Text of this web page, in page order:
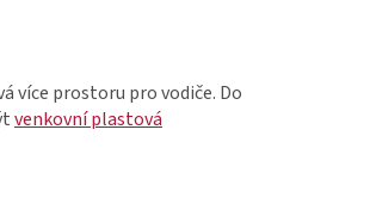
více prostoru pro vodiče. Do
venkovní plastová